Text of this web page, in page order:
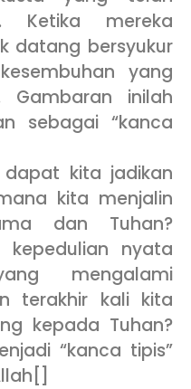
Ketika mereka
datang bersyukur
yang
inilah
sebagai “kanca
kita jadikan
kita menjalin
dan Tuhan?
nyata
mengalami
terakhir kali kita
kepada Tuhan?
“kanca tipis”